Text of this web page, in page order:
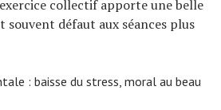
collectif apporte une belle
souvent défaut aux séances plus
: baisse du stress, moral au beau